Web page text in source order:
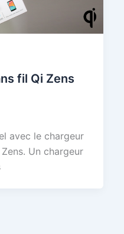
fil Qi Zens
avec le chargeur
Un chargeur